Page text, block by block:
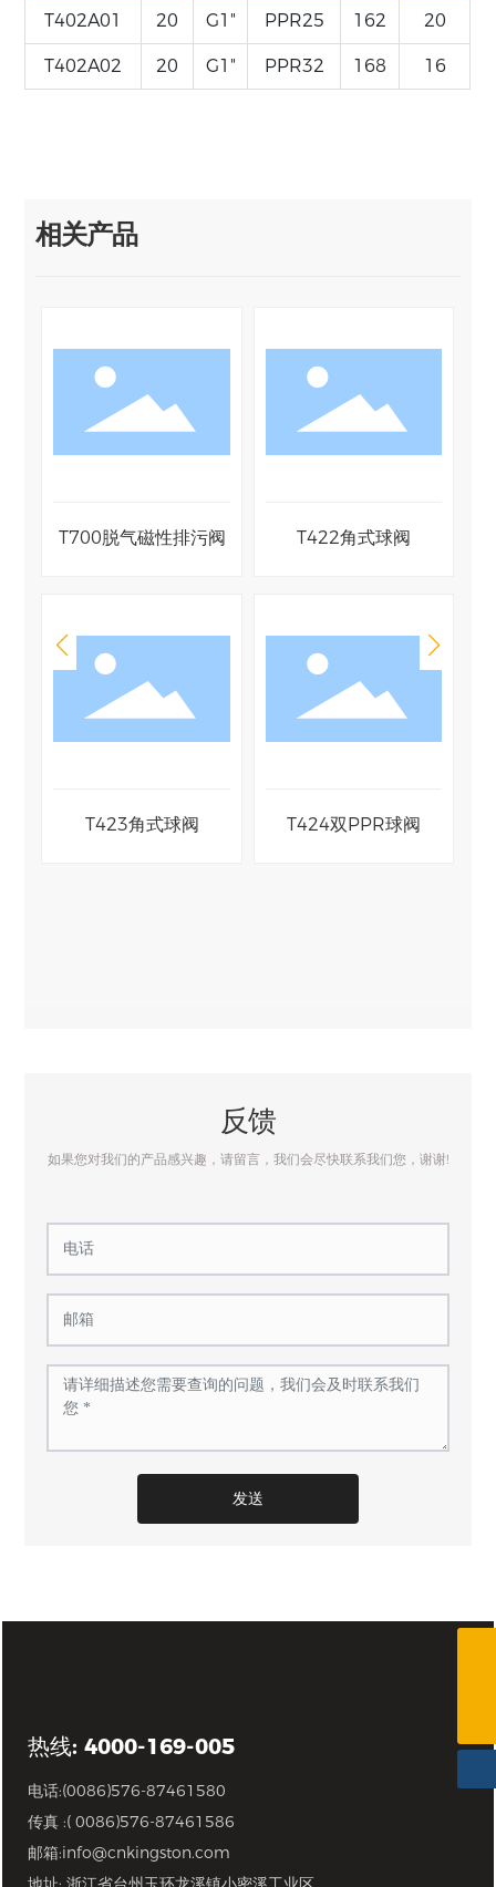
T402A01 20 G1" PPR25 162 20
T402A02 20 G1" PPR32 168 16
相关产品
T700脱气磁性排污阀 T422角式球阀
T423角式球阀 T424双PPR球阀
反馈
如果您对我们的产品感兴趣，请留言，我们会尽快联系我们您，谢谢!
发送
热线: 4000-169-005
电话:(0086)576-87461580
传真 :( 0086)576-87461586
邮箱:info@cnkingston.com